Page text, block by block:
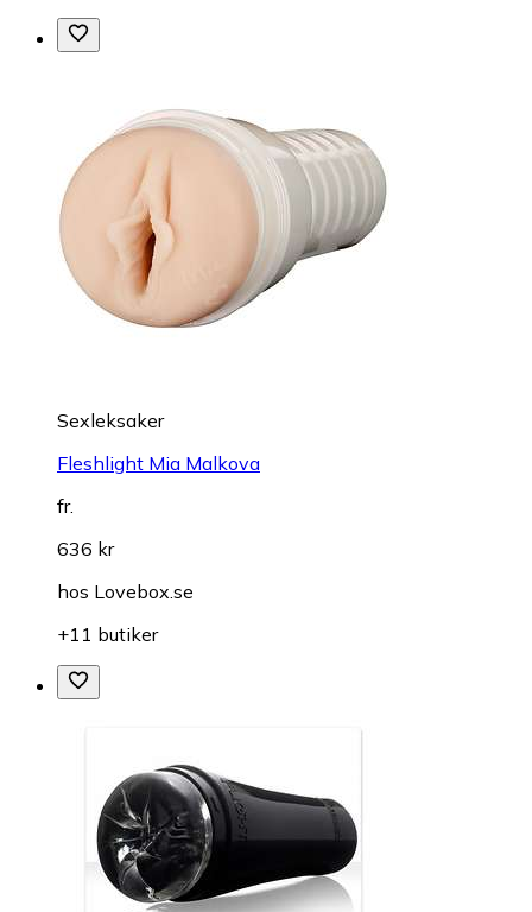
Sexleksaker
Fleshlight Mia Malkova
fr.
636 kr
hos Lovebox.se
+11 butiker